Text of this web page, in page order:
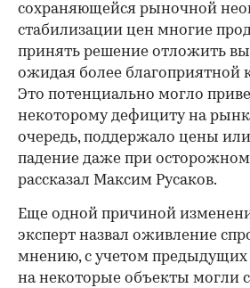
сохраняющейся рыночной
стабилизации цен многие
принять решение отложить
ожидая более благоприятной
Это потенциально могло
некоторому дефициту на
очередь, поддержало цены
падение даже при
рассказал Максим Русаков.
Еще одной причиной
эксперт назвал оживление
мнению, с учетом
на некоторые объекты могли